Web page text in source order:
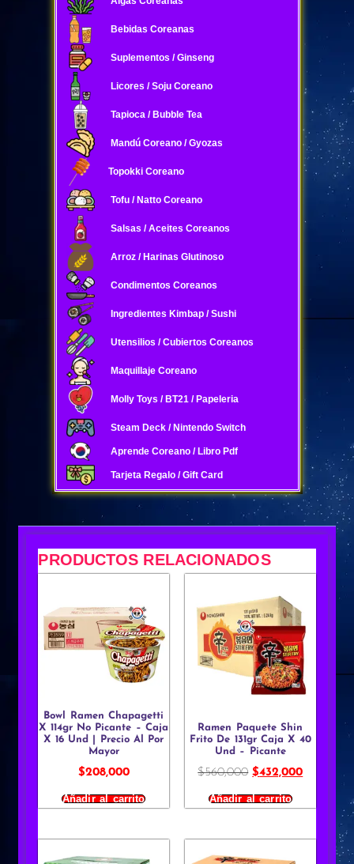
Bebidas Coreanas
Suplementos / Ginseng
Licores / Soju Coreano
Tapioca / Bubble Tea
Mandú Coreano / Gyozas
Topokki Coreano
Tofu / Natto Coreano
Salsas / Aceites Coreanos
Arroz / Harinas Glutinoso
Condimentos Coreanos
Ingredientes Kimbap / Sushi
Utensilios / Cubiertos Coreanos
Maquillaje Coreano
Molly Toys / BT21 / Papeleria
Steam Deck / Nintendo Switch
Aprende Coreano / Libro Pdf
Tarjeta Regalo / Gift Card
PRODUCTOS RELACIONADOS
Bowl Ramen Chapagetti
X 114gr No Picante – Caja
X 16 Und | Precio Al Por
Mayor
$208,000
Añadir al carrito
Ramen Paquete Shin
Frito De 131gr Caja X 40
Und – Picante
$560,000 $432,000
Añadir al carrito